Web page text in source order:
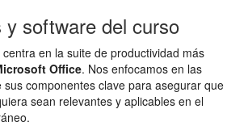
software del curso
en la suite de productividad más
Office. Nos enfocamos en las
componentes clave para asegurar que
sean relevantes y aplicables en el